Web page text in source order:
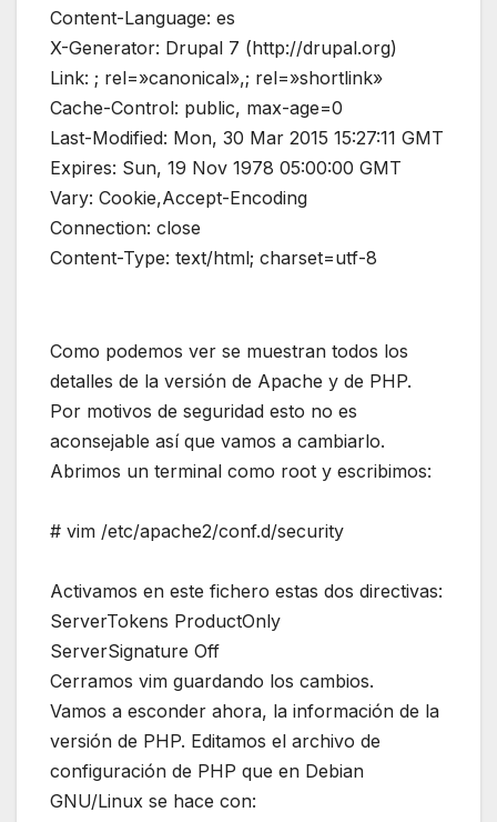
Content-Language: es
X-Generator: Drupal 7 (http://drupal.org)
Link: ; rel=»canonical»,; rel=»shortlink»
Cache-Control: public, max-age=0
Last-Modified: Mon, 30 Mar 2015 15:27:11 GMT
Expires: Sun, 19 Nov 1978 05:00:00 GMT
Vary: Cookie,Accept-Encoding
Connection: close
Content-Type: text/html; charset=utf-8
Como podemos ver se muestran todos los
detalles de la versión de Apache y de PHP.
Por motivos de seguridad esto no es
aconsejable así que vamos a cambiarlo.
Abrimos un terminal como root y escribimos:
# vim /etc/apache2/conf.d/security
Activamos en este fichero estas dos directivas:
ServerTokens ProductOnly
ServerSignature Off
Cerramos vim guardando los cambios.
Vamos a esconder ahora, la información de la
versión de PHP. Editamos el archivo de
configuración de PHP que en Debian
GNU/Linux se hace con: